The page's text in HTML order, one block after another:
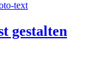
gestalten